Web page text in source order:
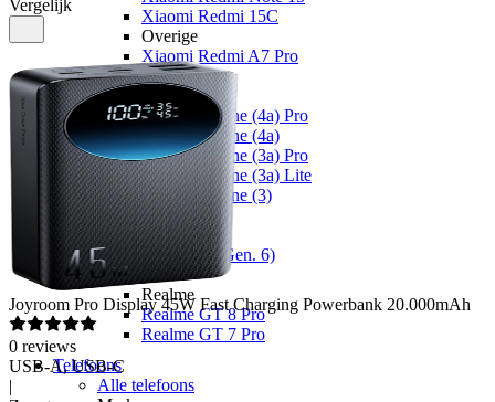
Xiaomi Redmi 15C
Overige
Xiaomi Redmi A7 Pro
Nothing
Nothing
Nothing Phone (4a) Pro
Nothing Phone (4a)
Nothing Phone (3a) Pro
Nothing Phone (3a) Lite
Nothing Phone (3)
Fairphone
Fairphone
Fairphone (Gen. 6)
Realme
Realme
Realme GT 8 Pro
Realme GT 7 Pro
Telefoons
Alle telefoons
Vergelijk
Joyroom Pro Display 45W Fast Charging Powerbank 20.000mAh
0 reviews
USB-A, USB-C
|